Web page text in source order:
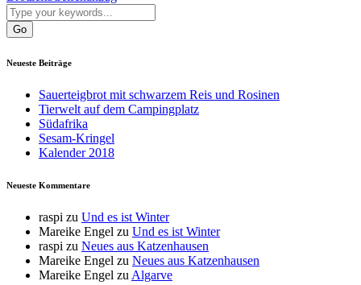
Neueste Beiträge
Sauerteigbrot mit schwarzem Reis und Rosinen
Tierwelt auf dem Campingplatz
Südafrika
Sesam-Kringel
Kalender 2018
Neueste Kommentare
raspi zu Und es ist Winter
Mareike Engel zu Und es ist Winter
raspi zu Neues aus Katzenhausen
Mareike Engel zu Neues aus Katzenhausen
Mareike Engel zu Algarve